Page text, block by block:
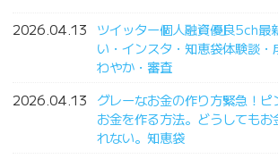
2026.04.13
ツイッター個人融資優良5ch最
い・インスタ・知恵袋体験談
わやか・審査
2026.04.13
グレーなお金の作り方緊急！
お金を作る方法。どうしてもお
れない。知恵袋